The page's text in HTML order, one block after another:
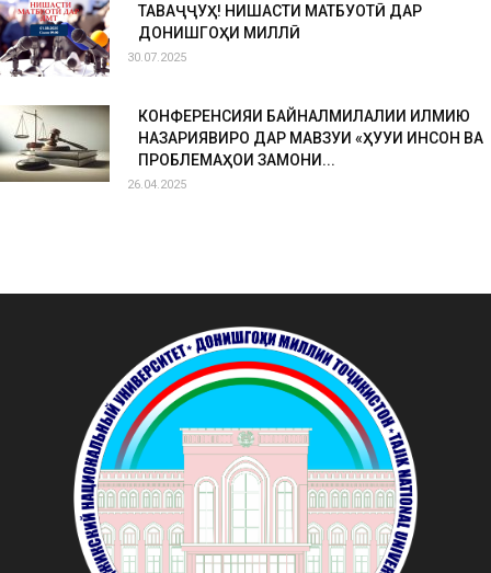
ТАВАҶҶУҲ! НИШАСТИ МАТБУОТӢ ДАР
ДОНИШГОҲИ МИЛЛӢ
30.07.2025
КОНФЕРЕНСИЯИ БАЙНАЛМИЛАЛИИ ИЛМИЮ
НАЗАРИЯВИРО ДАР МАВЗУИ «ҲУҚУҚИ ИНСОН ВА
ПРОБЛЕМАҲОИ ЗАМОНИ...
26.04.2025